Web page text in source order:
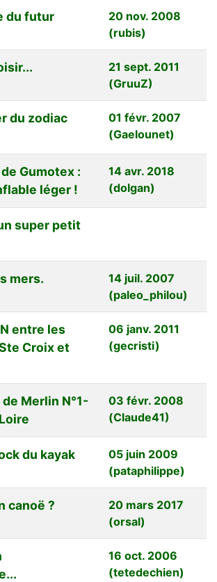
du futur
20 nov. 2008
(rubis)
21 sept. 2011
(GruuZ)
du zodiac
01 févr. 2007
(Gaelounet)
Gumotex :
léger !
14 avr. 2018
(dolgan)
super petit
mers.
14 juil. 2007
(paleo_philou)
entre les
Croix et
06 janv. 2011
(gecristi)
Merlin N°1-
03 févr. 2008
(Claude41)
du kayak
05 juin 2009
(pataphilippe)
canoë ?
20 mars 2017
(orsal)
16 oct. 2006
(tetedechien)